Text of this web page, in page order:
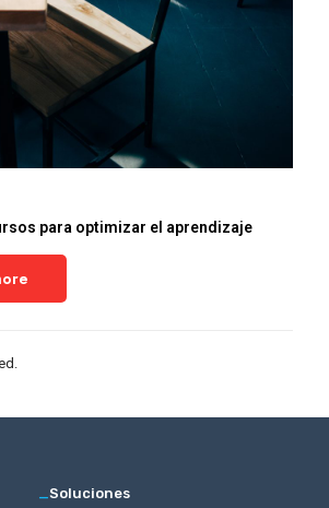
para optimizar el aprendizaje
_Soluciones